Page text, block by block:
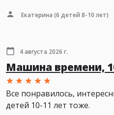
Екатерина (6 детей 8-10 лет)
4 августа 2026 г.
Машина времени,
Все понравилось,
детей 10-11 лет тоже.